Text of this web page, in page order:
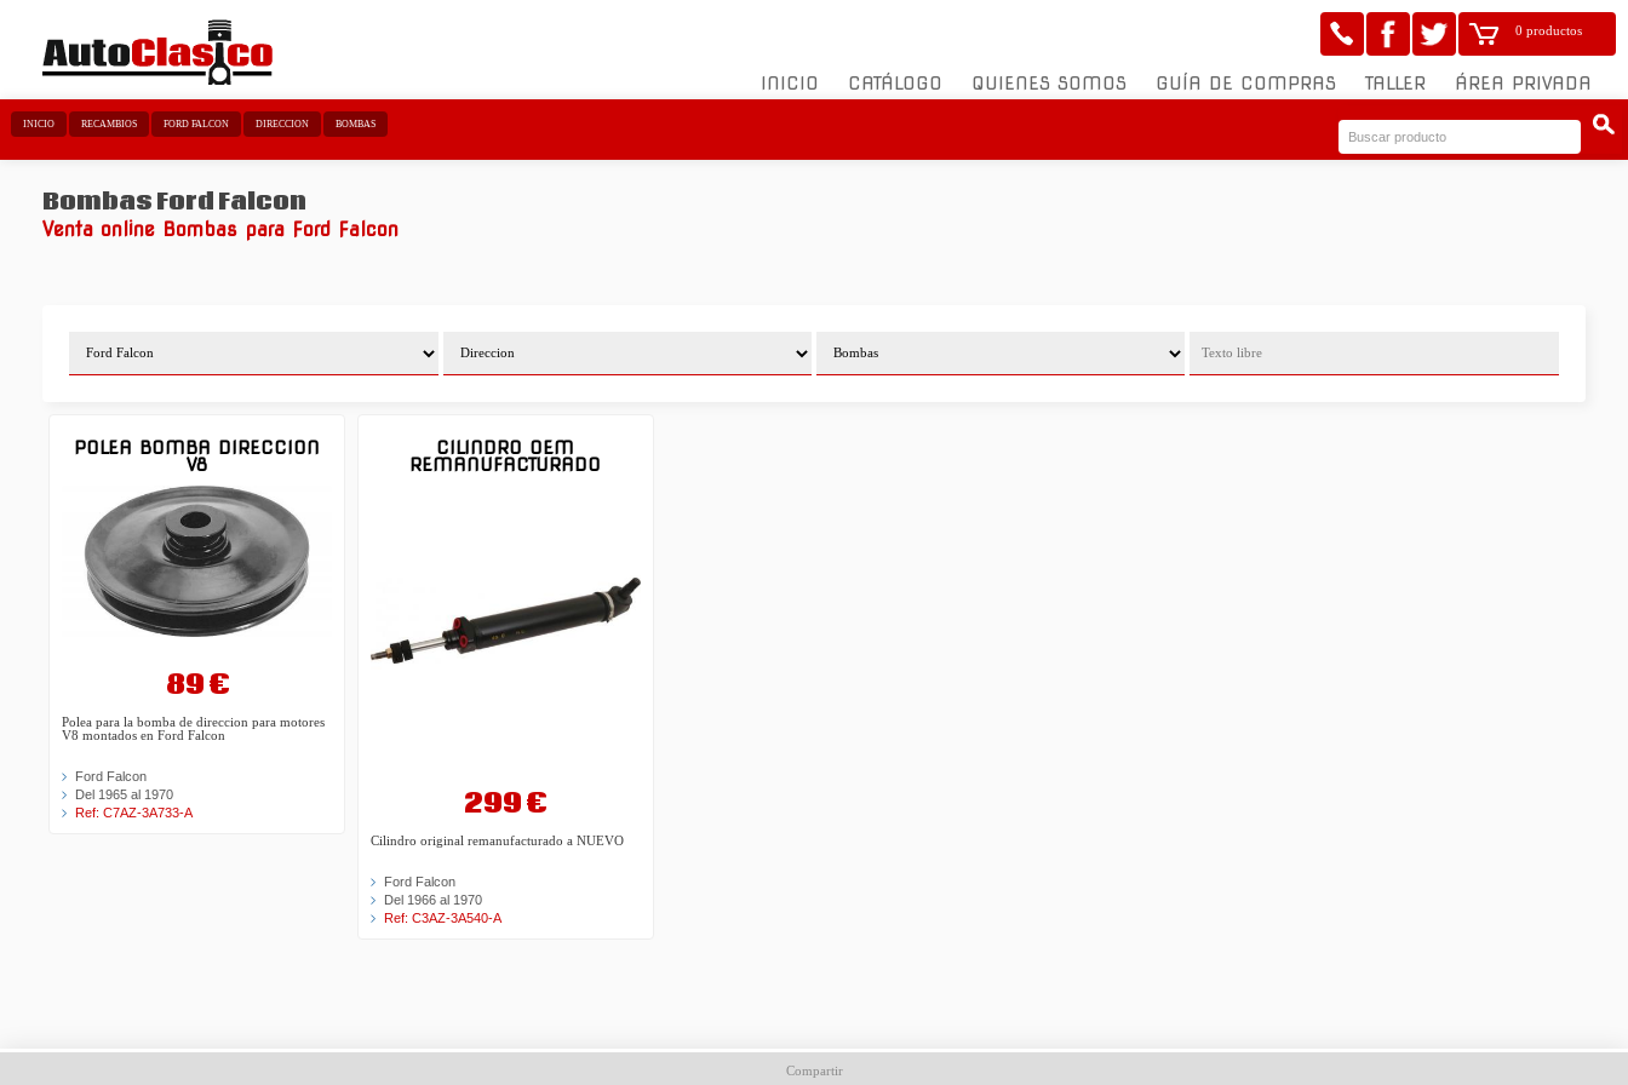
0 productos
INICIO CATÁLOGO QUIENES SOMOS GUÍA DE COMPRAS TALLER ÁREA PRIVADA
INICIO RECAMBIOS FORD FALCON DIRECCION BOMBAS
Bombas Ford Falcon
Venta online Bombas para Ford Falcon
POLEA BOMBA DIRECCION
V8
89 €
Polea para la bomba de direccion para motores
V8 montados en Ford Falcon
Ford Falcon
Del 1965 al 1970
Ref: C7AZ-3A733-A
CILINDRO OEM
REMANUFACTURADO
299 €
Cilindro original remanufacturado a NUEVO
Ford Falcon
Del 1966 al 1970
Ref: C3AZ-3A540-A
Compartir